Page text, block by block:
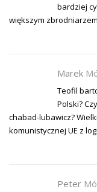
bardziej
większym
Marek
Teofil
Polski?
chabad-lubawicz?
komunistycznej UE z
Peter